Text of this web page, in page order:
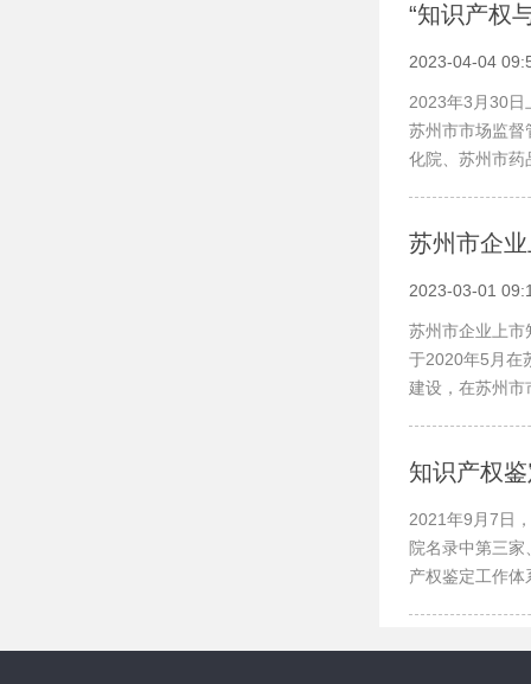
“知识产权
2023-04-04
2023年3月30日
苏州市市场监督
化院、苏州市
苏州市企
2023-03-01
苏州市企业上市
于2020年5月在
建设，在苏州
知识产权
2021年9月7日
院名录中第三
产权鉴定工作